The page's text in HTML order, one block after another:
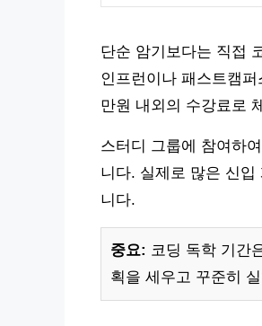
단순 암기보다는 직접
인프런이나 패스트캠
만원 내외의 수강료로
스터디 그룹에 참여하
니다. 실제로 많은 신
니다.
중요: 코딩 독학 기간
획을 세우고 꾸준히